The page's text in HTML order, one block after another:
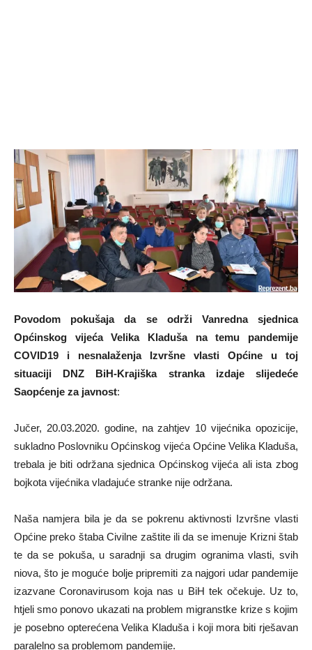
Povodom pokušaja da se održi Vanredna sjednica
Općinskog vijeća Velika Kladuša na temu pandemije
COVID19 i nesnalaženja Izvršne vlasti Općine u toj
situaciji DNZ BiH-Krajiška stranka izdaje slijedeće
Saopćenje za javnost:
Jučer, 20.03.2020. godine, na zahtjev 10 vijećnika opozicije,
sukladno Poslovniku Općinskog vijeća Općine Velika Kladuša,
trebala je biti održana sjednica Općinskog vijeća ali ista zbog
bojkota vijećnika vladajuće stranke nije održana.
Naša namjera bila je da se pokrenu aktivnosti Izvršne vlasti
Općine preko štaba Civilne zaštite ili da se imenuje Krizni štab
te da se pokuša, u saradnji sa drugim ogranima vlasti, svih
niova, što je moguće bolje pripremiti za najgori udar pandemije
izazvane Coronavirusom koja nas u BiH tek očekuje. Uz to,
htjeli smo ponovo ukazati na problem migranstke krize s kojim
je posebno opterećena Velika Kladuša i koji mora biti rješavan
paralelno sa problemom pandemije.